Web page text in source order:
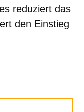
reduziert das
den Einstieg